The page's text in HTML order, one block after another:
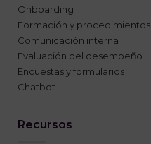
Onboarding
Formación y procedimientos
Comunicación interna
Evaluación del desempeño
Encuestas y formularios
Chatbot
Recursos